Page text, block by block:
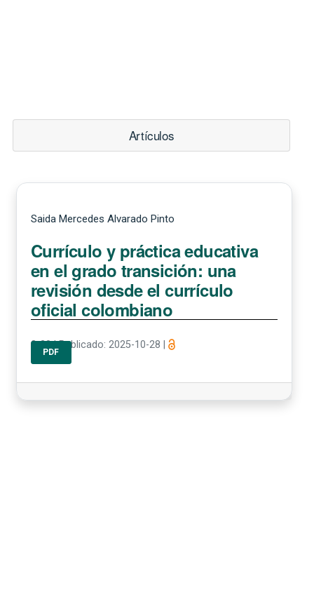
Artículos
Saida Mercedes Alvarado Pinto
Currículo y práctica educativa
en el grado transición: una
revisión desde el currículo
oficial colombiano
2-20|Publicado: 2025-10-28
PDF